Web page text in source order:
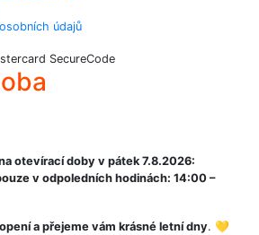
údajů
otevírací doby v pátek 7.8.2026:
v odpoledních hodinách: 14:00 –
a přejeme vám krásné letní dny. 💛